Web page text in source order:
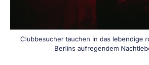
Clubbesucher tauchen in das lebendige
Berlins aufregendem